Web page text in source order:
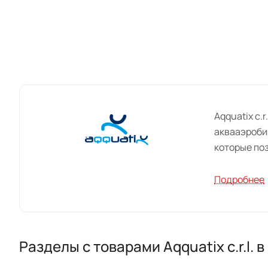
Aqquatix
которые
Основная
Продукция
Подробнее
Разделы с товарами Aqquatix c.r.l.